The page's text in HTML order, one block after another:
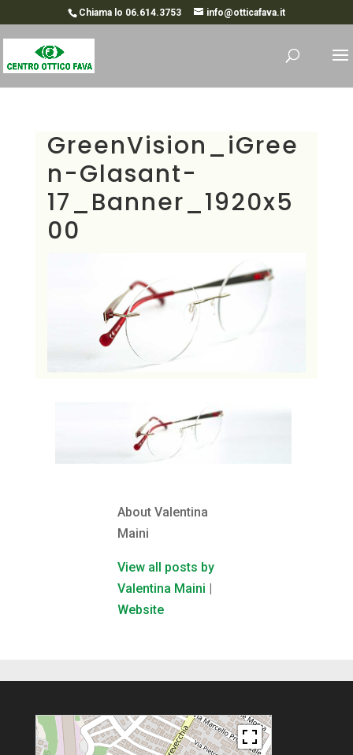
Chiama lo 06.614.3753 info@otticafava.it
GreenVision_iGree
n-Glasant-
17_Banner_1920x5
00
About Valentina
Maini
View all posts by
Valentina Maini |
Website